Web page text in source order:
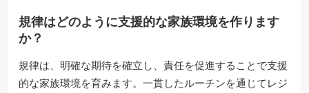
規律はどのように支援的な家族環境を作ります
か？
規律は、明確な期待を確立し、責任を促進することで支援
的な家族環境を育みます。一貫したルーチンを通じてレジ